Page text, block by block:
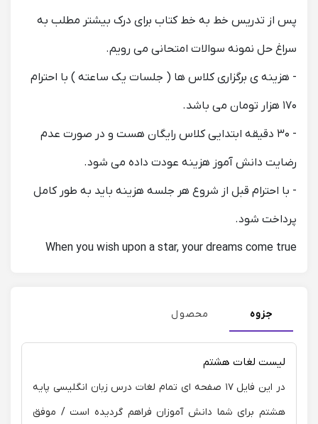
پس از تدریس خط به خط کتاب برای درک بیشتر مطلب به
سراغ حل نمونه سوالات امتحانی می رویم.
- هزینه ی برگزاری کلاس ها ( جلسات یک ساعته ) با احترام
۱۷۰ هزار تومان می باشد.
- ۳۰ دقیقه ابتدایی کلاس رایگان هست و در صورت عدم
رضایت دانش آموز هزینه عودت داده می شود.
- با احترام قبل از شروع هر جلسه هزینه باید به طور کامل
پرداخت شود.
When you wish upon a star, your dreams come true
جزوه محصول
لیست لغات هشتم
در این فایل ۱۷ صفحه ای تمام لغات درس زبان انگلیسی پایه
هشتم برای شما دانش آموزان فراهم گردیده است / موفق